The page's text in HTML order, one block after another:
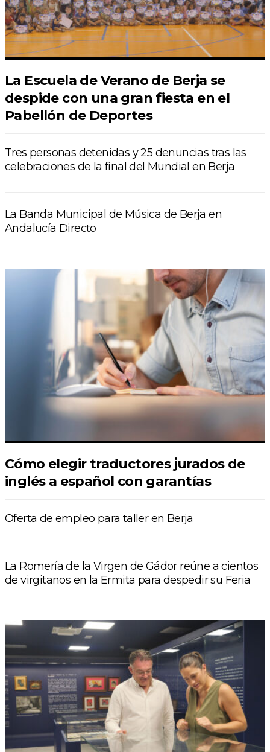
La Escuela de Verano de Berja se
despide con una gran fiesta en el
Pabellón de Deportes
Tres personas detenidas y 25 denuncias tras las
celebraciones de la final del Mundial en Berja
La Banda Municipal de Música de Berja en
Andalucía Directo
Cómo elegir traductores jurados de
inglés a español con garantías
Oferta de empleo para taller en Berja
La Romería de la Virgen de Gádor reúne a cientos
de virgitanos en la Ermita para despedir su Feria